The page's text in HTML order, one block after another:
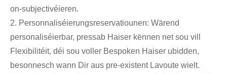
on-subjectivéieren.
2. Personnaliséierungsreservatiounen: Wärend
personaliséierbar, pressab Haiser kënnen net sou vill
Flexibilitéit, déi sou voller Bespoken Haiser ubidden,
besonnesch wann Dir aus pre-existent Lavoute wielt.